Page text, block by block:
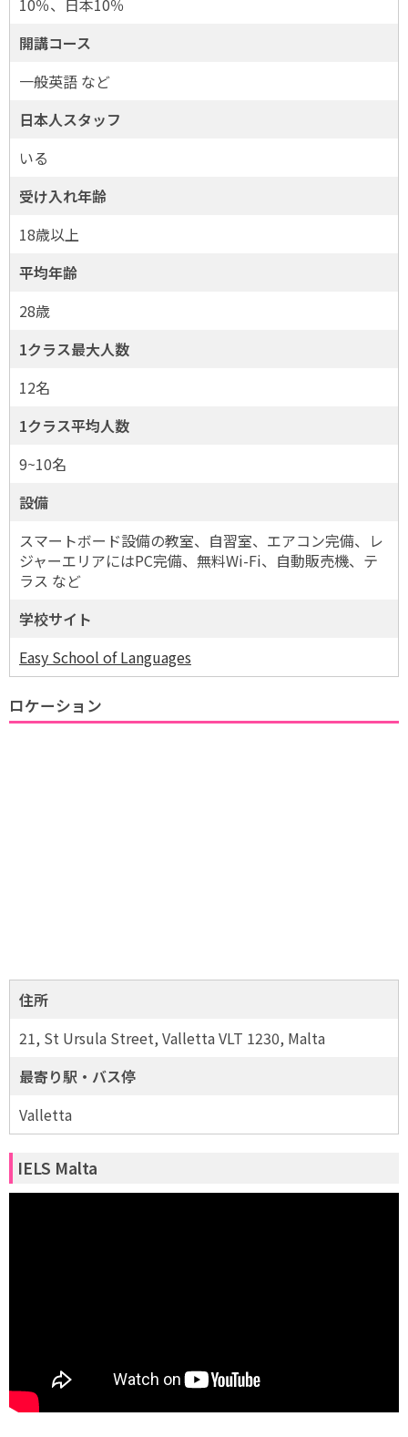
10％、日本10％
開講コース
一般英語 など
日本人スタッフ
いる
受け入れ年齢
18歳以上
平均年齢
28歳
1クラス最大人数
12名
1クラス平均人数
9~10名
設備
スマートボード設備の教室、自習室、エアコン完備、レ
ジャーエリアにはPC完備、無料Wi-Fi、自動販売機、テ
ラス など
学校サイト
Easy School of Languages
ロケーション
住所
21, St Ursula Street, Valletta VLT 1230, Malta
最寄り駅・バス停
Valletta
IELS Malta